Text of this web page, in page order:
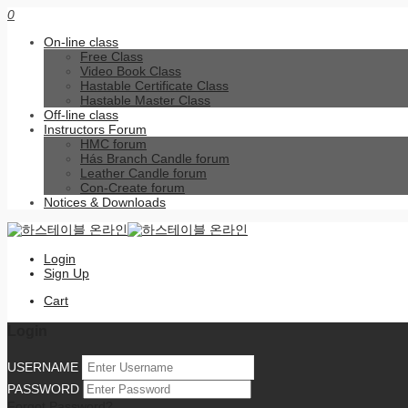
0
On-line class
Free Class
Video Book Class
Hastable Certificate Class
Hastable Master Class
Off-line class
Instructors Forum
HMC forum
Hás Branch Candle forum
Leather Candle forum
Con-Create forum
Notices & Downloads
Login
Sign Up
Cart
USERNAME
PASSWORD